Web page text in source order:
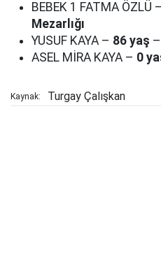
BEBEK 1 FATMA ÖZLÜ –
Mezarlığı
YUSUF KAYA – 86 yaş –
ASEL MİRA KAYA – 0
Kaynak: Turgay Çalışkan